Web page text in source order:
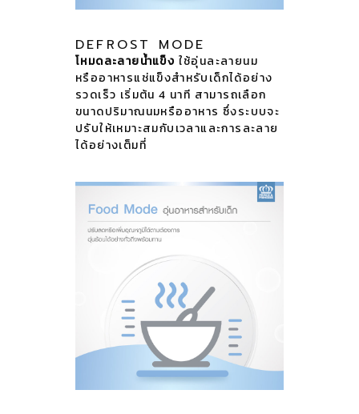
DEFROST MODE
โหมดละลายน้ำแข็ง ใช้อุ่นละลายนม
หรืออาหารแช่แข็งสำหรับเด็กได้อย่าง
รวดเร็ว เริ่มต้น 4 นาที สามารถเลือก
ขนาดปริมาณนมหรืออาหาร ซึ่งระบบจะ
ปรับให้เหมาะสมกับเวลาและการละลาย
ได้อย่างเต็มที่